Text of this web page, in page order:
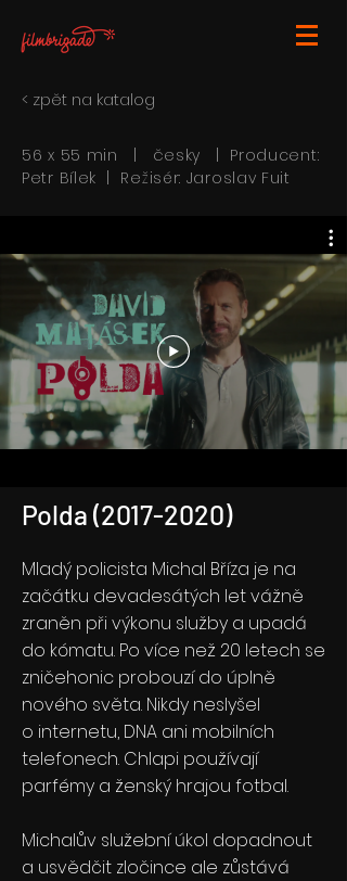
< zpět na katalog
56 x 55 min | česky | Producent:
Petr Bílek | Režisér: Jaroslav Fuit
Polda (2017-2020)
Mladý policista Michal Bříza je na
začátku devadesátých let vážně
zraněn při výkonu služby a upadá
do kómatu. Po více než 20 letech se
zničehonic probouzí do úplně
nového světa. Nikdy neslyšel
o internetu, DNA ani mobilních
telefonech. Chlapi používají
parfémy a ženský hrajou fotbal.
Michalův služební úkol dopadnout
a usvědčit zločince ale zůstává